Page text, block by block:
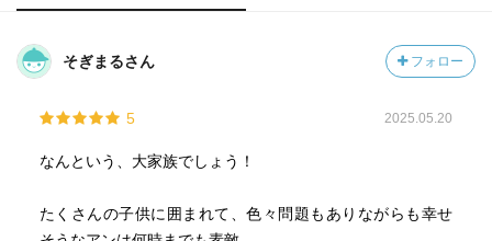
そぎまるさん フォロー
5 2025.05.20
なんという、大家族でしょう！
たくさんの子供に囲まれて、色々問題もありながらも幸せ